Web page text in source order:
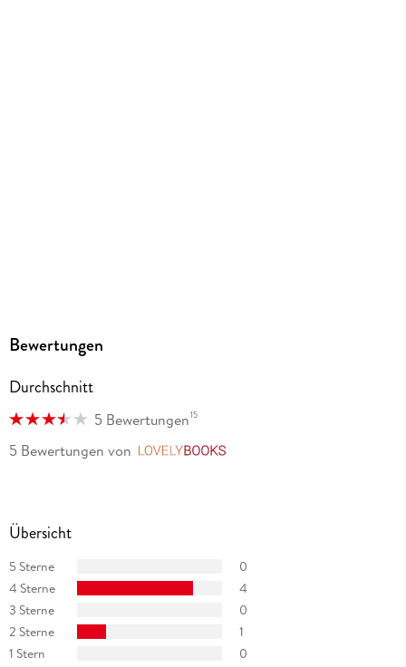
Bewertungen
Durchschnitt
5 Bewertungen15
5 Bewertungen von
Übersicht
5 Sterne
0
4 Sterne
4
3 Sterne
0
2 Sterne
1
1 Stern
0